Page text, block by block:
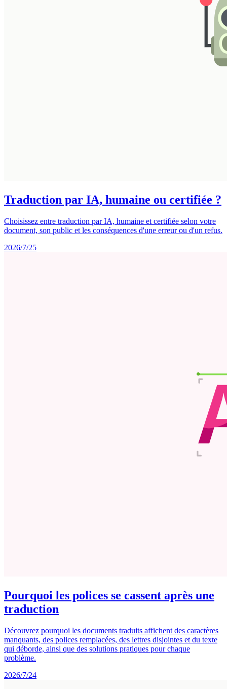
Traduction par IA, humaine ou certifiée ?
Choisissez entre traduction par IA, humaine et certifiée selon votre
document, son public et les conséquences d'une erreur ou d'un refus.
2026/7/25
Pourquoi les polices se cassent après une
traduction
Découvrez pourquoi les documents traduits affichent des caractères
manquants, des polices remplacées, des lettres disjointes et du texte
qui déborde, ainsi que des solutions pratiques pour chaque
problème.
2026/7/24